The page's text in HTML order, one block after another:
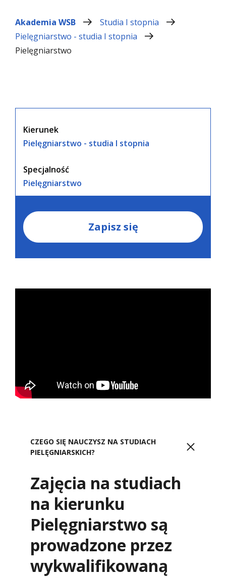
Akademia WSB
Studia I stopnia
Pielęgniarstwo - studia I stopnia
Pielęgniarstwo
Kierunek
Pielęgniarstwo - studia I stopnia
Specjalność
Pielęgniarstwo
Zapisz się
CZEGO SIĘ NAUCZYSZ NA STUDIACH
PIELĘGNIARSKICH?
Zajęcia na studiach
na kierunku
Pielęgniarstwo są
prowadzone przez
wykwalifikowaną